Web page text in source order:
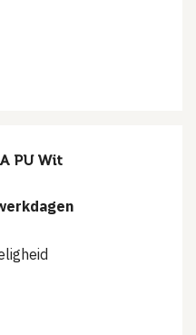
PU Wit